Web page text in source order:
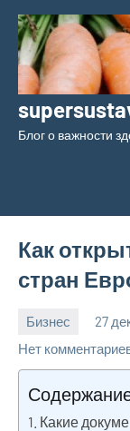
Перейти
содержимому
Блог о важности
Как
стран
Бизнес 27
Нет
Какие